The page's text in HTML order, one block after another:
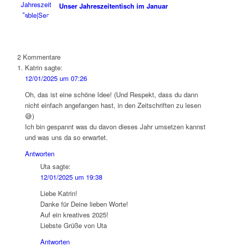
Unser Jahreszeitentisch im Januar
2 Kommentare
Katrin sagte:
12/01/2025 um 07:26
Oh, das ist eine schöne Idee! (Und Respekt, dass du dann
nicht einfach angefangen hast, in den Zeitschriften zu lesen
😅)
Ich bin gespannt was du davon dieses Jahr umsetzen kannst
und was uns da so erwartet.
Antworten
Uta sagte:
12/01/2025 um 19:38
Liebe Katrin!
Danke für Deine lieben Worte!
Auf ein kreatives 2025!
Liebste Grüße von Uta
Antworten